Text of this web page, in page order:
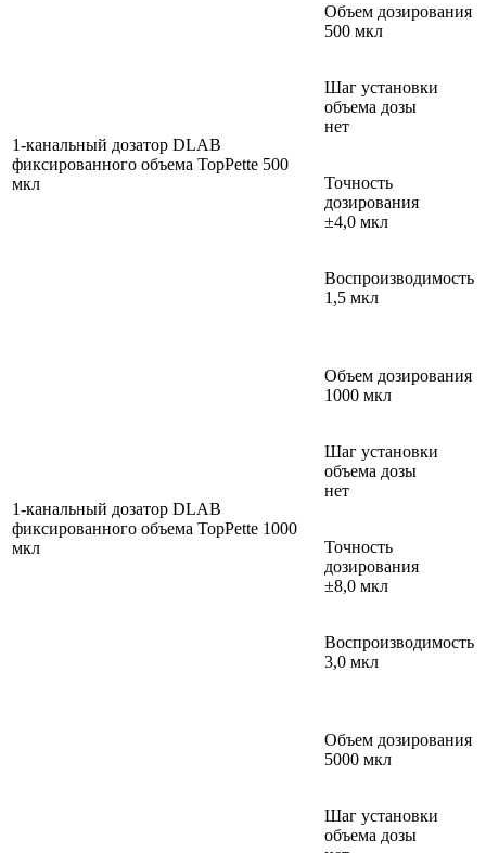
1-канальный дозатор DLAB
фиксированного объема TopPette 500
мкл
Объем дозирования
500 мкл
Шаг установки
объема дозы
нет
Точность
дозирования
±4,0 мкл
Воспроизводимость
1,5 мкл
1-канальный дозатор DLAB
фиксированного объема TopPette 1000
мкл
Объем дозирования
1000 мкл
Шаг установки
объема дозы
нет
Точность
дозирования
±8,0 мкл
Воспроизводимость
3,0 мкл
Объем дозирования
5000 мкл
Шаг установки
объема дозы